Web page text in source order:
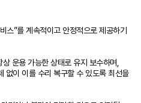
스”를 계속적이고 안정적으로 제공하기
운용 가능한 상태로 유지 보수하며,
없이 이를 수리 복구할 수 있도록 최선을